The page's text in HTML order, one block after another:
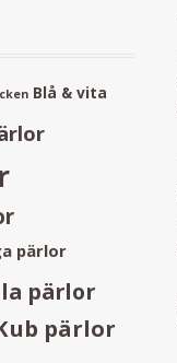
Blå & vita
pärlor
pärlor
pärlor